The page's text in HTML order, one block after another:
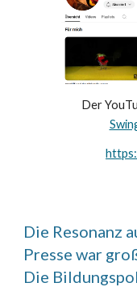
Der
Die Resonanz
Presse war
Die